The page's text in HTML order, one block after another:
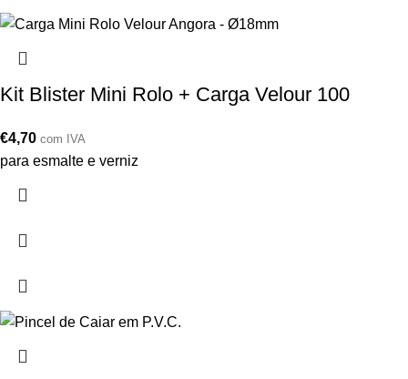
Kit Blister Mini Rolo + Carga Velour 100
€4,70 com IVA
para esmalte e verniz